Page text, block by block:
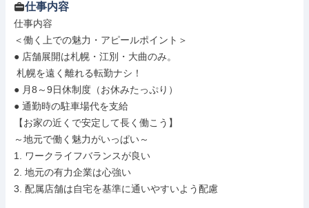
仕事内容
仕事内容
＜働く上での魅力・アピールポイント＞
● 店舗展開は札幌・江別・大曲のみ。
● 月8～9日休制度（お休みたっぷり）
● 通勤時の駐車場代を支給
【お家の近くで安定して長く働こう】
～地元で働く魅力がいっぱい～
1. ワークライフバランスが良い
2. 地元の有力企業は心強い
3. 配属店舗は自宅を基準に通いやすいよう配慮